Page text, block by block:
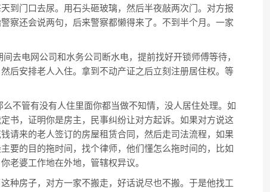
到门口去尿。用石头砸玻璃，然后半夜敲两次门。对方报
察还会说两句，后来警察都懒得来了。不到半个月。一家
去电网公司和水务公司断水电，提前找好开锁师傅等待，
后安排老人入住。拿到不动产证之后立刻注册居住权。等
不管有没有人住里面你都当做不知情，没人居住处理。如
书，证明你是房主，民事纠纷让对方起诉。如果对方说这
请来的老人签订的房屋租赁合同，然后走司法流程，如果
要的目的拖时间，找个律师，他们懂怎么拖时间的，比如
老婆工作地在外地，管辖权异议。
种房子，对方一家不搬走，好话说尽也不搬。于是他找工